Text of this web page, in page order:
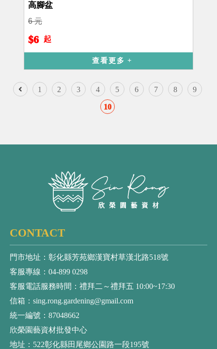
高腳盆
6 元
$6 起
查看更多
1 2 3 4 5 6 7 8 9
10
CONTACT
門市地址：彰化縣芳苑鄉漢寶村草漢北路518號
客服專線：04-899 0298
客服電話服務時間：禮拜二～禮拜五 10:00~17:30
信箱：sing.rong.gardening@gmail.com
統一編號：87048662
欣榮園藝資材批發中心
地址：522彰化縣田尾鄉公園路一段195號